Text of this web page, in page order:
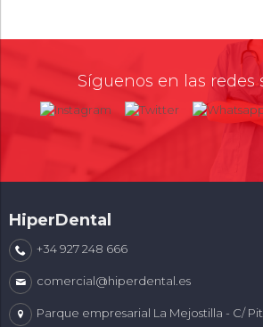
Síguenos en las redes
HiperDental
+34 927 248 666
comercial@hiperdental.es
Parque empresarial La Mejostilla - C/